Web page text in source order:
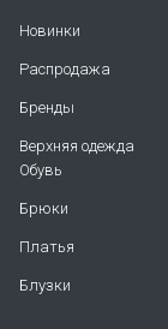
Новинки
Распродажа
Бренды
Верхняя одежда
Обувь
Брюки
Платья
Блузки